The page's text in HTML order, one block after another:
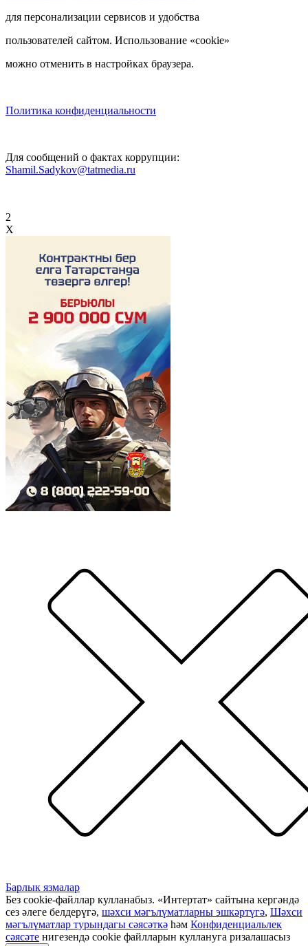
для персонализации сервисов и удобства
пользователей сайтом. Использование «cookie»
можно отменить в настройках браузера.
Политика конфиденциальности
Для сообщений о фактах коррупции:
Shamil.Sadykov@tatmedia.ru
2
X
Барлык язмалар
Без cookie-файллар кулланабыз. «Интертат» сайтына кергәндә
сез әлеге белдерүгә, шәхси мәгълүматларны эшкәртүгә, Шәхси
мәгълүматлар турындагы сәясәткә һәм Конфиденциальлек
сәясәте нигезендә cookie файлларын куллануга ризалашасыз